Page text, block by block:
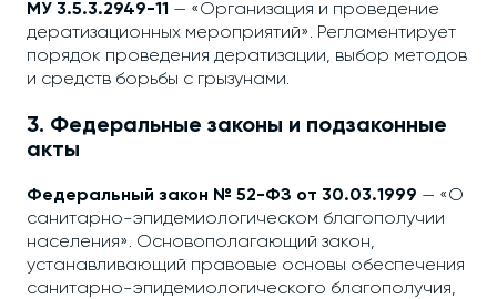
МУ 3.5.3.2949-11 — «Организация и проведение
дератизационных мероприятий». Регламентирует
порядок проведения дератизации, выбор методов
и средств борьбы с грызунами.
3. Федеральные законы и подзаконные
акты
Федеральный закон № 52-ФЗ от 30.03.1999 — «О
санитарно-эпидемиологическом благополучии
населения». Основополагающий закон,
устанавливающий правовые основы обеспечения
санитарно-эпидемиологического благополучия,